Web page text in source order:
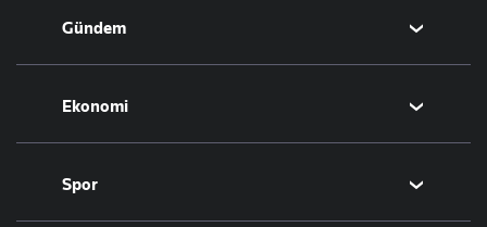
Gündem
Politika
Eğitim
Ekonomi
Borsa
Altın
Spor